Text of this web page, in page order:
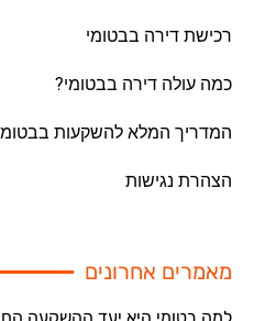
רכישת דירה בבטומי
כמה עולה דירה בבטומי?
המדריך המלא להשקעות בבטומי
הצהרת נגישות
מאמרים אחרונים